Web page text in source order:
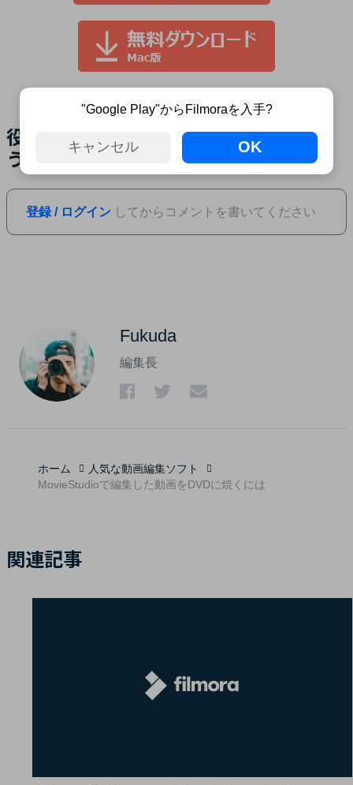
役に立ちましたか？コメントしましょ
う！
登録 / ログイン してからコメントを書いてください
Fukuda
編集長
ホーム
人気な動画編集ソフト
MovieStudioで編集した動画をDVDに焼くには
関連記事
"Google Play"からFilmoraを入手?
キャンセル OK